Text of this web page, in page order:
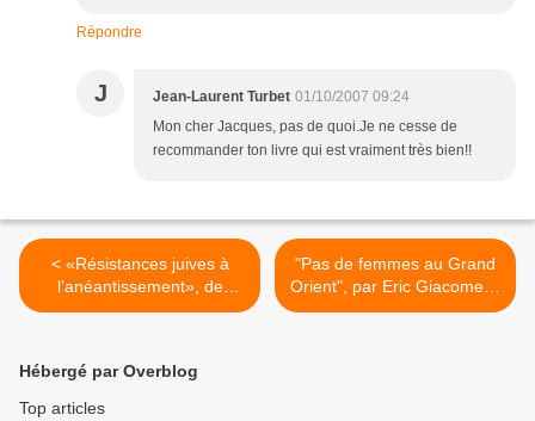
Répondre
J Jean-Laurent Turbet 01/10/2007 09:24
Mon cher Jacques, pas de quoi.Je ne cesse de
recommander ton livre qui est vraiment très bien!!
< «Résistances juives à
l’anéantissement», de
Bernard Suchecky.
"Pas de femmes au Grand
Orient", par Eric Giacometti.
>
Hébergé par Overblog
Top articles